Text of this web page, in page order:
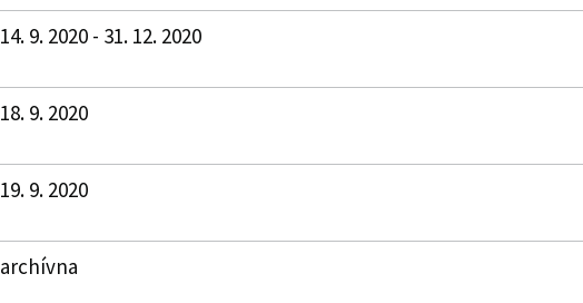
14. 9. 2020 - 31. 12. 2020
18. 9. 2020
19. 9. 2020
archívna